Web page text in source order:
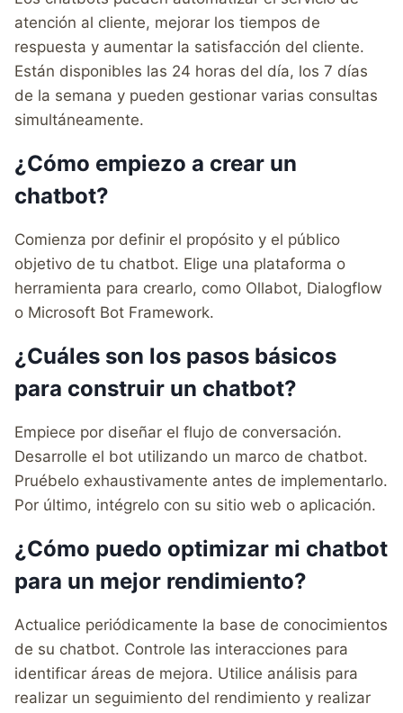
atención al cliente, mejorar los tiempos de
respuesta y aumentar la satisfacción del cliente.
Están disponibles las 24 horas del día, los 7 días
de la semana y pueden gestionar varias consultas
simultáneamente.
¿Cómo empiezo a crear un
chatbot?
Comienza por definir el propósito y el público
objetivo de tu chatbot. Elige una plataforma o
herramienta para crearlo, como Ollabot, Dialogflow
o Microsoft Bot Framework.
¿Cuáles son los pasos básicos
para construir un chatbot?
Empiece por diseñar el flujo de conversación.
Desarrolle el bot utilizando un marco de chatbot.
Pruébelo exhaustivamente antes de implementarlo.
Por último, intégrelo con su sitio web o aplicación.
¿Cómo puedo optimizar mi chatbot
para un mejor rendimiento?
Actualice periódicamente la base de conocimientos
de su chatbot. Controle las interacciones para
identificar áreas de mejora. Utilice análisis para
realizar un seguimiento del rendimiento y realizar